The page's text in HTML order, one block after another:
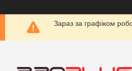
Зараз за графіком